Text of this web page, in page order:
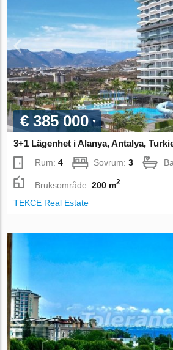
€ 385 000
3+1 Lägenhet i Alanya, Antalya,
Rum:4 Sovrum:3
Bruksområde:200 m2
TEKCE Real Estate